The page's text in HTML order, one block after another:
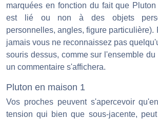
marquées en fonction du fait que
est lié ou non à des objets
personnelles, angles, figure particulière).
jamais vous ne reconnaissez pas
souris dessus, comme sur l'ensemble
un commentaire s'affichera.
Pluton en maison 1
Vos proches peuvent s'apercevoir
tension qui bien que sous-jacente,